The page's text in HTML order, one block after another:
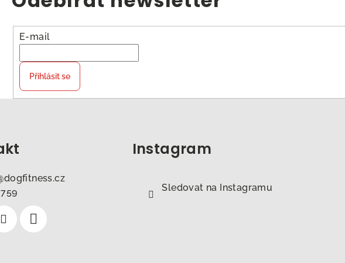
E-mail
Přihlásit se
dogfitness.cz
Instagram
Sledovat na Instagramu